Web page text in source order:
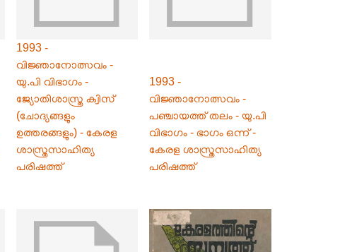
1993 -
വിജ്ഞാനോത്സവം -
യു.പി വിഭാഗം -
ജ്യോതിശാസ്ത്ര ക്വിസ്
(ചോദ്യങ്ങളും
ഉത്തരങ്ങളും) - കേരള
ശാസ്ത്രസാഹിത്യ
പരിഷത്ത്
1993 -
വിജ്ഞാനോത്സവം -
പഞ്ചായത്ത് തലം - യു.പി
വിഭാഗം - ഭാഗം ഒന്ന് -
കേരള ശാസ്ത്രസാഹിത്യ
പരിഷത്ത്